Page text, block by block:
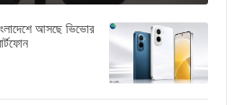
আসছে ভিভোর